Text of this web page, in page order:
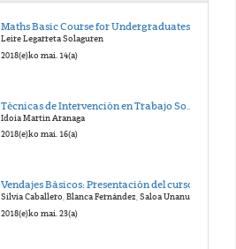
Maths Basic Course for Undergraduates
Leire Legarreta Solaguren
2018(e)ko mai. 14(a)
Idoia Martin Aranaga
2018(e)ko mai. 16(a)
Vendajes Básicos: Presentación del curso
2018(e)ko mai. 23(a)